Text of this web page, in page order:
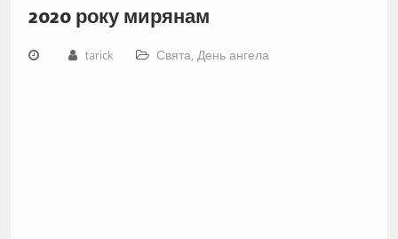
2020 року мирянам
tarick Свята, День ангела